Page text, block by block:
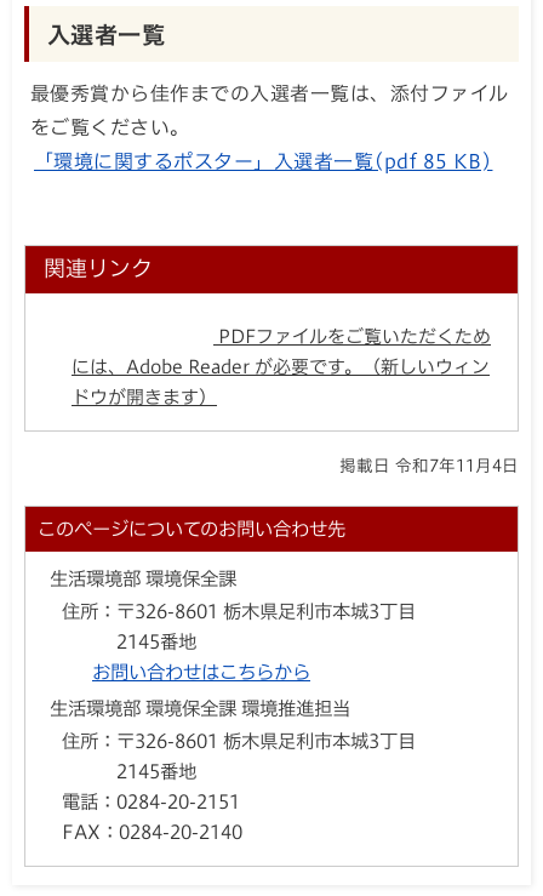
入選者一覧
最優秀賞から佳作までの入選者一覧は、添付ファイル
をご覧ください。
「環境に関するポスター」入選者一覧(pdf 85 KB)
関連リンク
PDFファイルをご覧いただくため
には、Adobe Reader が必要です。（新しいウィン
ドウが開きます）
掲載日 令和7年11月4日
このページについてのお問い合わせ先
生活環境部 環境保全課
住所： 〒326-8601 栃木県足利市本城3丁目
2145番地
お問い合わせはこちらから
生活環境部 環境保全課 環境推進担当
住所： 〒326-8601 栃木県足利市本城3丁目
2145番地
電話： 0284-20-2151
FAX： 0284-20-2140